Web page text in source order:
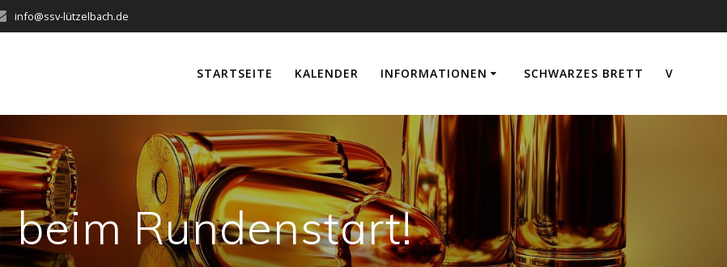
info@ssv-lützelbach.de
STARTSEITE KALENDER INFORMATIONEN SCHWARZES BRETT V
beim Rundenstart!